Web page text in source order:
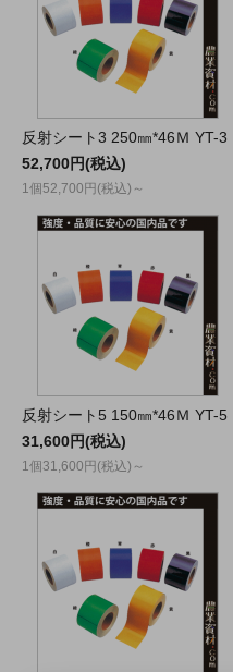
反射シート3 250㎜*46Ｍ YT-3
52,700円(税込)
1個52,700円(税込)～
反射シート5 150㎜*46Ｍ YT-5
31,600円(税込)
1個31,600円(税込)～